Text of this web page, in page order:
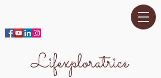
Lifexploratrice